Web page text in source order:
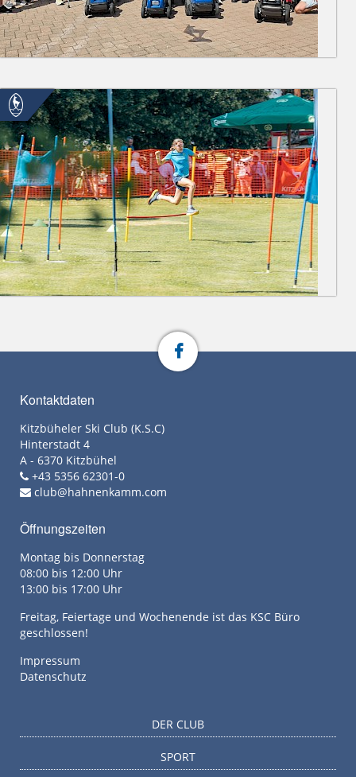
Kontaktdaten
Kitzbüheler Ski Club (K.S.C)
Hinterstadt 4
A - 6370 Kitzbühel
+43 5356 62301-0
club@hahnenkamm.com
Öffnungszeiten
Montag bis Donnerstag
08:00 bis 12:00 Uhr
13:00 bis 17:00 Uhr
Freitag, Feiertage und Wochenende ist das KSC Büro
geschlossen!
Impressum
Datenschutz
DER CLUB
SPORT